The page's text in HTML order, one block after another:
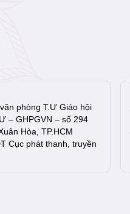
phòng T.Ư Giáo hội
– GHPGVN – số 294
Hòa, TP.HCM
Cục phát thanh, truyền